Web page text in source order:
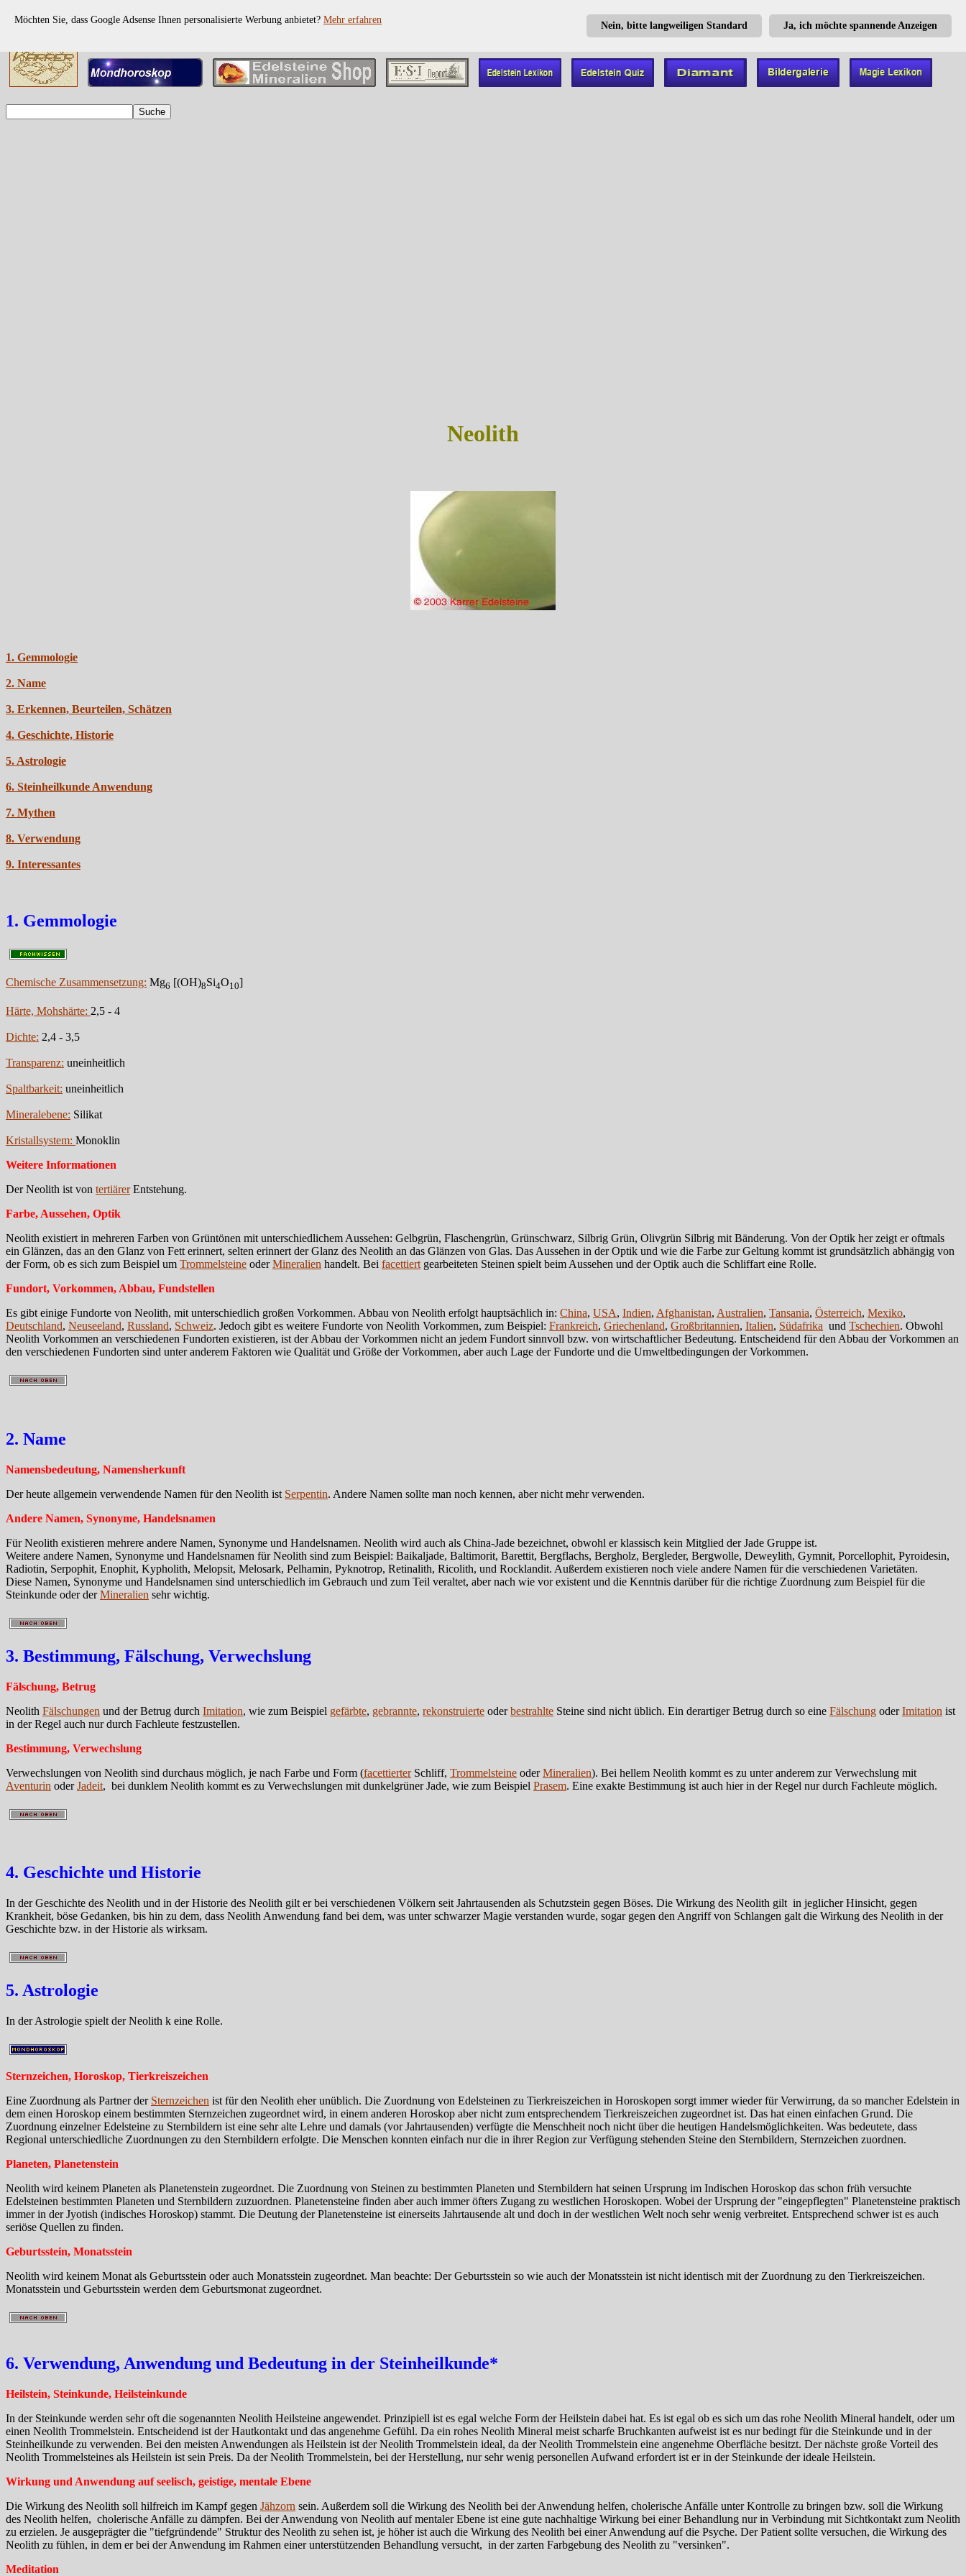
Ja, ich möchte spannende Anzeigen
Nein, bitte langweiligen Standard
Möchten Sie, dass Google Adsense Ihnen personalisierte Werbung anbietet? Mehr erfahren
Neolith
1. Gemmologie
2. Name
3. Erkennen, Beurteilen, Schätzen
4. Geschichte, Historie
5. Astrologie
6. Steinheilkunde Anwendung
7. Mythen
8. Verwendung
9. Interessantes
1. Gemmologie
Chemische Zusammensetzung: Mg6 [(OH)8Si4O10]
Härte, Mohshärte: 2,5 - 4
Dichte: 2,4 - 3,5
Transparenz: uneinheitlich
Spaltbarkeit: uneinheitlich
Mineralebene: Silikat
Kristallsystem: Monoklin
Weitere Informationen
Der Neolith ist von tertiärerEntstehung.
Farbe, Aussehen, Optik
Neolith existiert in mehreren Farben von Grüntönen mit unterschiedlichem Aussehen: Gelbgrün, Flaschengrün, Grünschwarz, Silbrig Grün, Olivgrün Silbrig mit Bänderung. Von der Optik her zeigt er oftmals
ein Glänzen, das an den Glanz von Fett erinnert, selten erinnert der Glanz des Neolith an das Glänzen von Glas. Das Aussehen in der Optik und wie die Farbe zur Geltung kommt ist grundsätzlich abhängig von
der Form, ob es sich zum Beispiel um Trommelsteine oderMineralien handelt. Bei facettiert gearbeiteten Steinen spielt beim Aussehen und der Optik auch die Schliffart eine Rolle.
Fundort, Vorkommen, Abbau, Fundstellen
Es gibt einige Fundorte von Neolith, mit unterschiedlich großen Vorkommen. Abbau von Neolith erfolgt hauptsächlich in: China, USA, Indien, Afghanistan, Australien, Tansania, Österreich, Mexiko,
Deutschland, Neuseeland, Russland, Schweiz. Jedoch gibt es weitere Fundorte von Neolith Vorkommen, zum Beispiel: Frankreich, Griechenland, Großbritannien, Italien, Südafrika und Tschechien. Obwohl
Neolith Vorkommen an verschiedenen Fundorten existieren, ist der Abbau der Vorkommen nicht an jedem Fundort sinnvoll bzw. von wirtschaftlicher Bedeutung. Entscheidend für den Abbau der Vorkommen an
den verschiedenen Fundorten sind unter anderem Faktoren wie Qualität und Größe der Vorkommen, aber auch Lage der Fundorte und die Umweltbedingungen der Vorkommen.
2. Name
Namensbedeutung, Namensherkunft
Der heute allgemein verwendende Namen für den Neolith ist Serpentin. Andere Namen sollte man noch kennen, aber nicht mehr verwenden.
Andere Namen, Synonyme, Handelsnamen
Für Neolith existieren mehrere andere Namen, Synonyme und Handelsnamen. Neolith wird auch als China-Jade bezeichnet, obwohl er klassisch kein Mitglied der Jade Gruppe ist.
Weitere andere Namen, Synonyme und Handelsnamen für Neolith sind zum Beispiel: Baikaljade, Baltimorit, Barettit, Bergflachs, Bergholz, Bergleder, Bergwolle, Deweylith, Gymnit, Porcellophit, Pyroidesin,
Radiotin, Serpophit, Enophit, Kypholith, Melopsit, Melosark, Pelhamin, Pyknotrop, Retinalith, Ricolith, und Rocklandit. Außerdem existieren noch viele andere Namen für die verschiedenen Varietäten.
Diese Namen, Synonyme und Handelsnamen sind unterschiedlich im Gebrauch und zum Teil veraltet, aber nach wie vor existent und die Kenntnis darüber für die richtige Zuordnung zum Beispiel für die
Steinkunde oder derMineralien sehr wichtig.
3. Bestimmung, Fälschung, Verwechslung
Fälschung, Betrug
Neolith Fälschungen und der Betrug durch Imitation, wie zum Beispiel gefärbte, gebrannte, rekonstruierte oderbestrahlte Steine sind nicht üblich. Ein derartiger Betrug durch so eine Fälschung oderImitation ist
in der Regel auch nur durch Fachleute festzustellen.
Bestimmung, Verwechslung
Verwechslungen von Neolith sind durchaus möglich, je nach Farbe und Form (facettierterSchliff, Trommelsteine oderMineralien). Bei hellem Neolith kommt es zu unter anderem zur Verwechslung mit
Aventurin oderJadeit, bei dunklem Neolith kommt es zu Verwechslungen mit dunkelgrüner Jade, wie zum Beispiel Prasem. Eine exakte Bestimmung ist auch hier in der Regel nur durch Fachleute möglich.
4. Geschichte und Historie
In der Geschichte des Neolith und in der Historie des Neolith gilt er bei verschiedenen Völkern seit Jahrtausenden als Schutzstein gegen Böses. Die Wirkung des Neolith gilt in jeglicher Hinsicht, gegen
Krankheit, böse Gedanken, bis hin zu dem, dass Neolith Anwendung fand bei dem, was unter schwarzer Magie verstanden wurde, sogar gegen den Angriff von Schlangen galt die Wirkung des Neolith in der
Geschichte bzw. in der Historie als wirksam.
5. Astrologie
In der Astrologie spielt der Neolith k eine Rolle.
Sternzeichen, Horoskop, Tierkreiszeichen
Eine Zuordnung als Partner der Sternzeichen ist für den Neolith eher unüblich. Die Zuordnung von Edelsteinen zu Tierkreiszeichen in Horoskopen sorgt immer wieder für Verwirrung, da so mancher Edelstein in
dem einen Horoskop einem bestimmten Sternzeichen zugeordnet wird, in einem anderen Horoskop aber nicht zum entsprechendem Tierkreiszeichen zugeordnet ist. Das hat einen einfachen Grund. Die
Zuordnung einzelner Edelsteine zu Sternbildern ist eine sehr alte Lehre und damals (vor Jahrtausenden) verfügte die Menschheit noch nicht über die heutigen Handelsmöglichkeiten. Was bedeutete, dass
Regional unterschiedliche Zuordnungen zu den Sternbildern erfolgte. Die Menschen konnten einfach nur die in ihrer Region zur Verfügung stehenden Steine den Sternbildern, Sternzeichen zuordnen.
Planeten, Planetenstein
Neolith wird keinem Planeten als Planetenstein zugeordnet. Die Zuordnung von Steinen zu bestimmten Planeten und Sternbildern hat seinen Ursprung im Indischen Horoskop das schon früh versuchte
Edelsteinen bestimmten Planeten und Sternbildern zuzuordnen. Planetensteine finden aber auch immer öfters Zugang zu westlichen Horoskopen. Wobei der Ursprung der "eingepflegten" Planetensteine praktisch
immer in der Jyotish (indisches Horoskop) stammt. Die Deutung der Planetensteine ist einerseits Jahrtausende alt und doch in der westlichen Welt noch sehr wenig verbreitet. Entsprechend schwer ist es auch
seriöse Quellen zu finden.
Geburtsstein, Monatsstein
Neolith wird keinem Monat als Geburtsstein oder auch Monatsstein zugeordnet. Man beachte: Der Geburtsstein so wie auch der Monatsstein ist nicht identisch mit der Zuordnung zu den Tierkreiszeichen.
Monatsstein und Geburtsstein werden dem Geburtsmonat zugeordnet.
6. Verwendung, Anwendung und Bedeutung in der Steinheilkunde*
Heilstein, Steinkunde, Heilsteinkunde
In der Steinkunde werden sehr oft die sogenannten Neolith Heilsteine angewendet. Prinzipiell ist es egal welche Form der Heilstein dabei hat. Es ist egal ob es sich um das rohe Neolith Mineral handelt, oder um
einen Neolith Trommelstein. Entscheidend ist der Hautkontakt und das angenehme Gefühl. Da ein rohes Neolith Mineral meist scharfe Bruchkanten aufweist ist es nur bedingt für die Steinkunde und in der
Steinheilkunde zu verwenden. Bei den meisten Anwendungen als Heilstein ist der Neolith Trommelstein ideal, da der Neolith Trommelstein eine angenehme Oberfläche besitzt. Der nächste große Vorteil des
Neolith Trommelsteines als Heilstein ist sein Preis. Da der Neolith Trommelstein, bei der Herstellung, nur sehr wenig personellen Aufwand erfordert ist er in der Steinkunde der ideale Heilstein.
Wirkung und Anwendung auf seelisch, geistige, mentale Ebene
Die Wirkung des Neolith soll hilfreich im Kampf gegen Jähzorn sein. Außerdem soll die Wirkung des Neolith bei der Anwendung helfen, cholerische Anfälle unter Kontrolle zu bringen bzw. soll die Wirkung
des Neolith helfen, cholerische Anfälle zu dämpfen. Bei der Anwendung von Neolith auf mentaler Ebene ist eine gute nachhaltige Wirkung bei einer Behandlung nur in Verbindung mit Sichtkontakt zum Neolith
zu erzielen. Je ausgeprägter die "tiefgründende" Struktur des Neolith zu sehen ist, je höher ist auch die Wirkung des Neolith bei einer Anwendung auf die Psyche. Der Patient sollte versuchen, die Wirkung des
Neolith zu fühlen, in dem er bei der Anwendung im Rahmen einer unterstützenden Behandlung versucht, in der zarten Farbgebung des Neolith zu "versinken".
Meditation